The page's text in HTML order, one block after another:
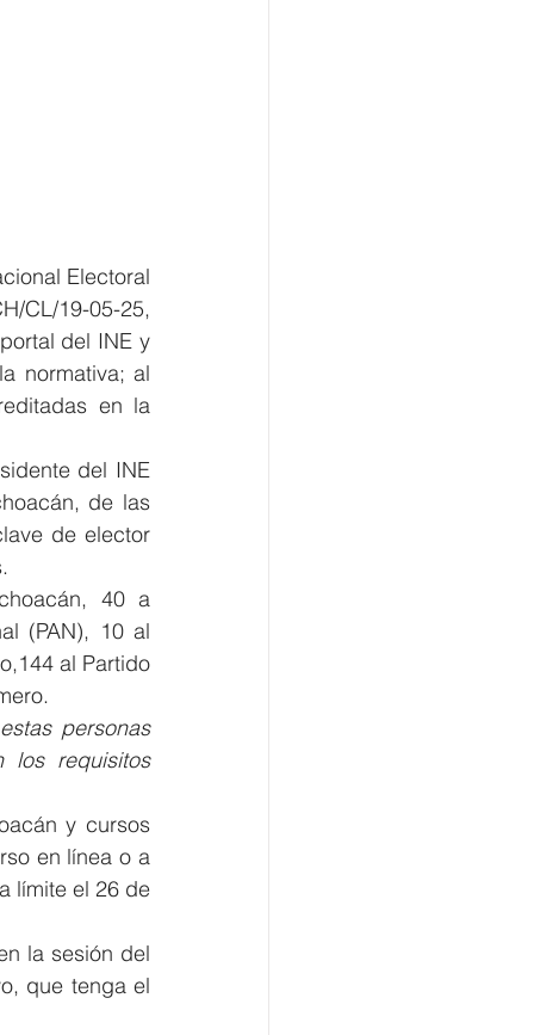
Electoral
CL/19-05-25,
del INE y
normativa; al
en la
del INE
de las
de elector
40 a
(PAN), 10 al
al Partido
personas
los requisitos
y cursos
en línea o a
límite el 26 de
la sesión del
que tenga el